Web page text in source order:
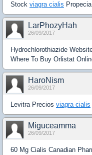
Stock viagra cialis
LarPhozyHah
26/09/2017
Hydrochlorothiazide
Where To Buy Orlistat
HaroNism
26/09/2017
Levitra Precios viagra cialis
Miguceamma
26/09/2017
60 Mg Cialis Canadian